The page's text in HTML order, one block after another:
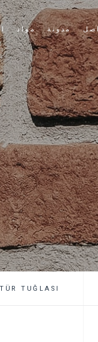
مواد مدونة
TUĞLASI